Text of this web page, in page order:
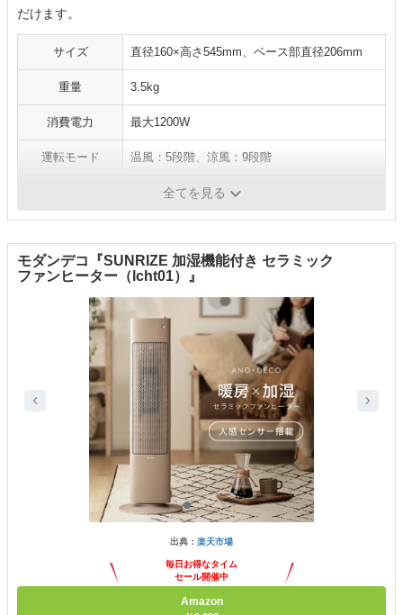
だけます。
サイズ 直径160×高さ545mm、ベース部直径206mm
重量 3.5kg
消費電力 最大1200W
運転モード 温風：5段階、涼風：9段階
全てを見る
モダンデコ『SUNRIZE 加湿機能付き セラミック
ファンヒーター（lcht01）』
出典： 楽天市場
毎日お得なタイム
セール開催中
Amazon